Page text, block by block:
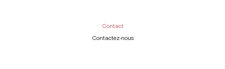
Contact
Contactez-nous